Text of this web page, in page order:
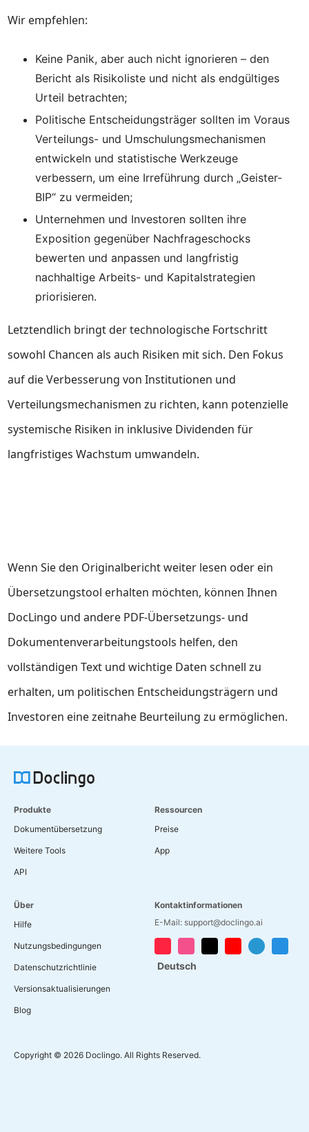
Wir empfehlen:
Keine Panik, aber auch nicht ignorieren – den
Bericht als Risikoliste und nicht als endgültiges
Urteil betrachten;
Politische Entscheidungsträger sollten im Voraus
Verteilungs- und Umschulungsmechanismen
entwickeln und statistische Werkzeuge
verbessern, um eine Irreführung durch „Geister-
BIP“ zu vermeiden;
Unternehmen und Investoren sollten ihre
Exposition gegenüber Nachfrageschocks
bewerten und anpassen und langfristig
nachhaltige Arbeits- und Kapitalstrategien
priorisieren.
Letztendlich bringt der technologische Fortschritt
sowohl Chancen als auch Risiken mit sich. Den Fokus
auf die Verbesserung von Institutionen und
Verteilungsmechanismen zu richten, kann potenzielle
systemische Risiken in inklusive Dividenden für
langfristiges Wachstum umwandeln.
Wenn Sie den Originalbericht weiter lesen oder ein
Übersetzungstool erhalten möchten, können Ihnen
DocLingo und andere PDF-Übersetzungs- und
Dokumentenverarbeitungstools helfen, den
vollständigen Text und wichtige Daten schnell zu
erhalten, um politischen Entscheidungsträgern und
Investoren eine zeitnahe Beurteilung zu ermöglichen.
Produkte
Dokumentübersetzung
Weitere Tools
API
Ressourcen
Preise
App
Über
Hilfe
Nutzungsbedingungen
Datenschutzrichtlinie
Versionsaktualisierungen
Blog
Kontaktinformationen
E-Mail: support@doclingo.ai
Deutsch
Copyright © 2026 Doclingo. All Rights Reserved.